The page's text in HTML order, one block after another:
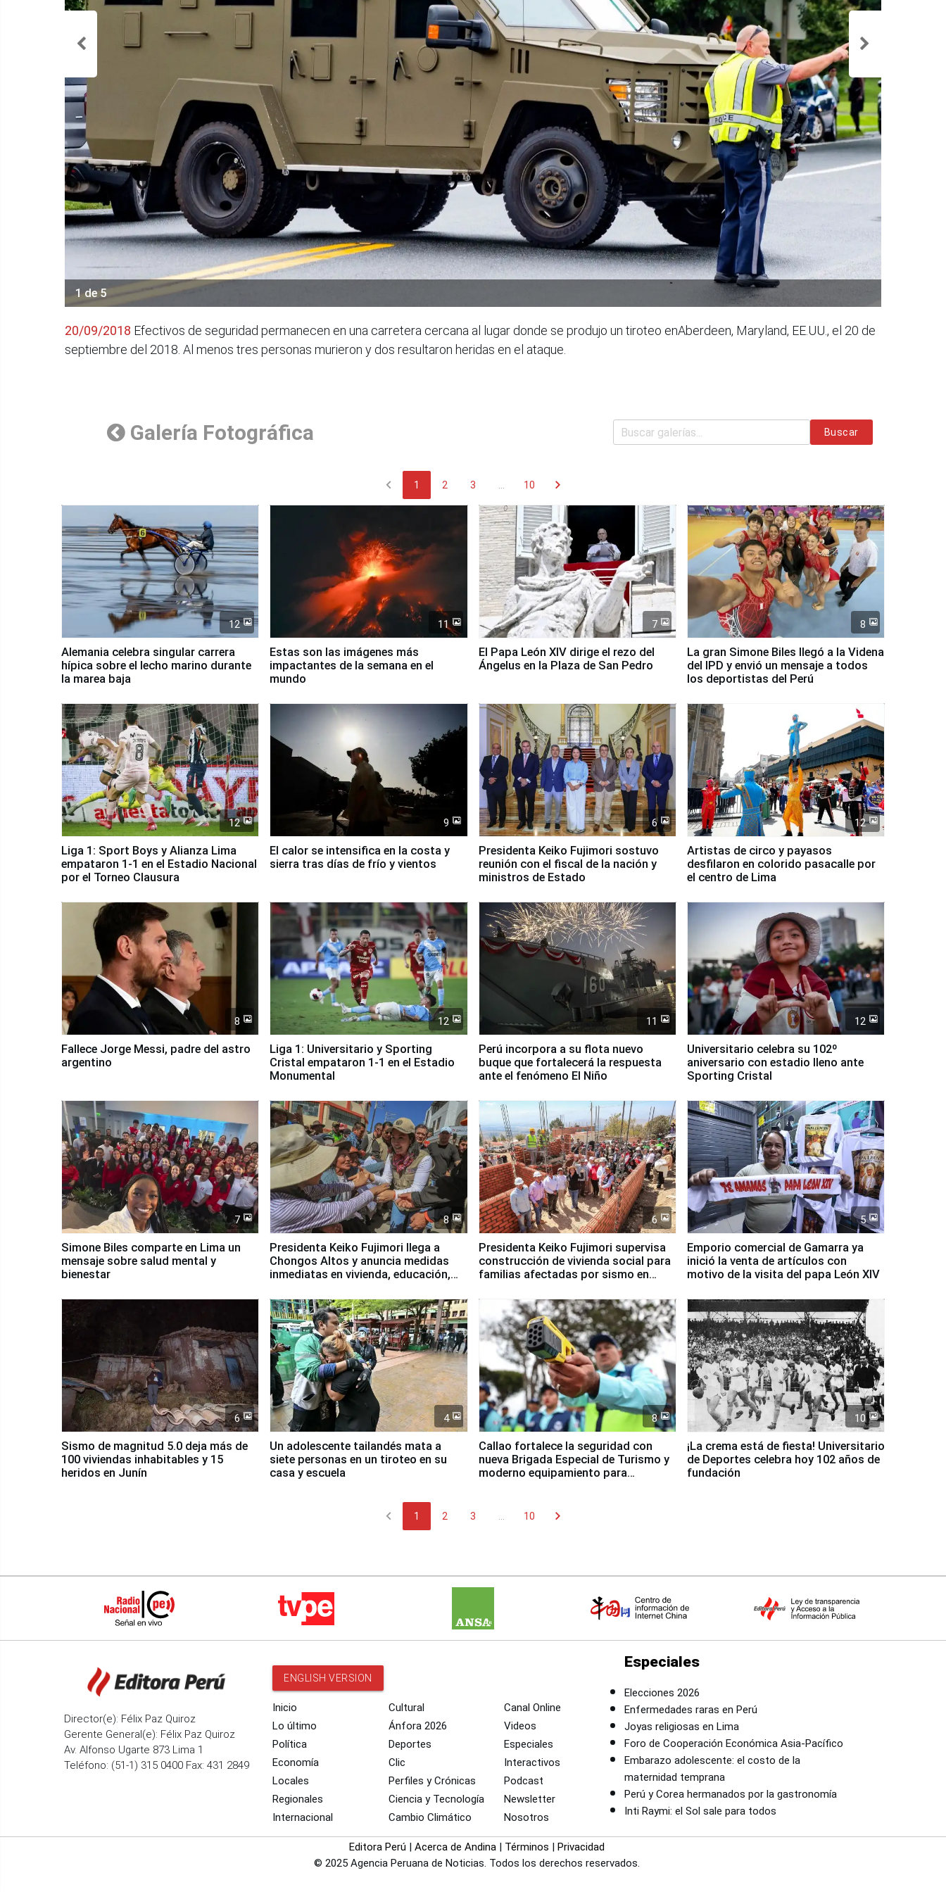
1 de 5
20/09/2018 Efectivos de seguridad permanecen en una carretera cercana al lugar donde se produjo un tiroteo enAberdeen, Maryland, EE.UU., el 20 de
septiembre del 2018. Al menos tres personas murieron y dos resultaron heridas en el ataque.
Galería Fotográfica Buscar
chevron_left 1 2 3 ... 10 chevron_right
12
Alemania celebra singular carrera
hípica sobre el lecho marino durante
la marea baja
11
Estas son las imágenes más
impactantes de la semana en el
mundo
7
El Papa León XIV dirige el rezo del
Ángelus en la Plaza de San Pedro
8
La gran Simone Biles llegó a la Videna
del IPD y envió un mensaje a todos
los deportistas del Perú
12
Liga 1: Sport Boys y Alianza Lima
empataron 1-1 en el Estadio Nacional
por el Torneo Clausura
9
El calor se intensifica en la costa y
sierra tras días de frío y vientos
6
Presidenta Keiko Fujimori sostuvo
reunión con el fiscal de la nación y
ministros de Estado
12
Artistas de circo y payasos
desfilaron en colorido pasacalle por
el centro de Lima
8
Fallece Jorge Messi, padre del astro
argentino
12
Liga 1: Universitario y Sporting
Cristal empataron 1-1 en el Estadio
Monumental
11
Perú incorpora a su flota nuevo
buque que fortalecerá la respuesta
ante el fenómeno El Niño
12
Universitario celebra su 102º
aniversario con estadio lleno ante
Sporting Cristal
7
Simone Biles comparte en Lima un
mensaje sobre salud mental y
bienestar
8
Presidenta Keiko Fujimori llega a
Chongos Altos y anuncia medidas
inmediatas en vivienda, educación,
6
Presidenta Keiko Fujimori supervisa
construcción de vivienda social para
familias afectadas por sismo en
5
Emporio comercial de Gamarra ya
inició la venta de artículos con
motivo de la visita del papa León XIV
6
Sismo de magnitud 5.0 deja más de
100 viviendas inhabitables y 15
heridos en Junín
4
Un adolescente tailandés mata a
siete personas en un tiroteo en su
casa y escuela
8
Callao fortalece la seguridad con
nueva Brigada Especial de Turismo y
moderno equipamiento para
10
¡La crema está de fiesta! Universitario
de Deportes celebra hoy 102 años de
fundación
chevron_left 1 2 3 ... 10 chevron_right
Director(e): Félix Paz Quiroz
Gerente General(e): Félix Paz Quiroz
Av. Alfonso Ugarte 873 Lima 1
Teléfono: (51-1) 315 0400 Fax: 431 2849
ENGLISH VERSION
Inicio
Lo último
Política
Economía
Locales
Regionales
Internacional
Cultural
Ánfora 2026
Deportes
Clic
Perfiles y Crónicas
Ciencia y Tecnología
Cambio Climático
Canal Online
Videos
Especiales
Interactivos
Podcast
Newsletter
Nosotros
Especiales
Elecciones 2026
Enfermedades raras en Perú
Joyas religiosas en Lima
Foro de Cooperación Económica Asia-Pacífico
Embarazo adolescente: el costo de la
maternidad temprana
Perú y Corea hermanados por la gastronomía
Inti Raymi: el Sol sale para todos
Editora Perú Acerca de Andina| Términos
Privacidad
© 2025 Agencia Peruana de Noticias. Todos los derechos reservados.